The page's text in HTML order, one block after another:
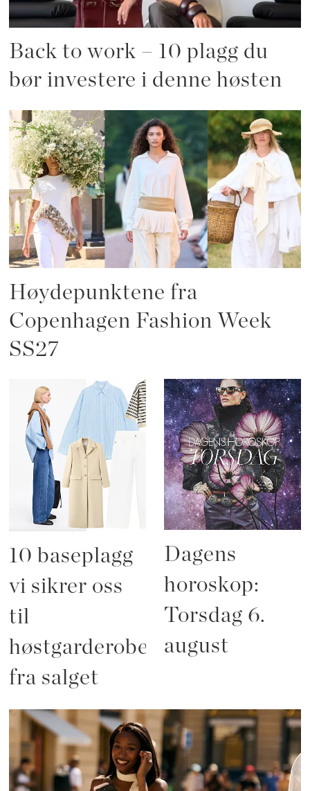
Back to work – 10 plagg du
bør investere i denne høsten
Høydepunktene fra
Copenhagen Fashion Week
SS27
10 baseplagg
vi sikrer oss
til
høstgarderoben
fra salget
Dagens
horoskop:
Torsdag 6.
august